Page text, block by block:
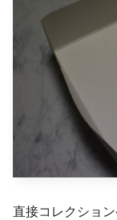
直接コレクショ